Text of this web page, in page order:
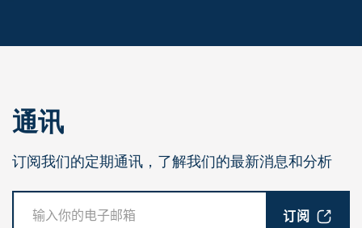
通讯
订阅我们的定期通讯，了解我们的最新消息和分析
订阅